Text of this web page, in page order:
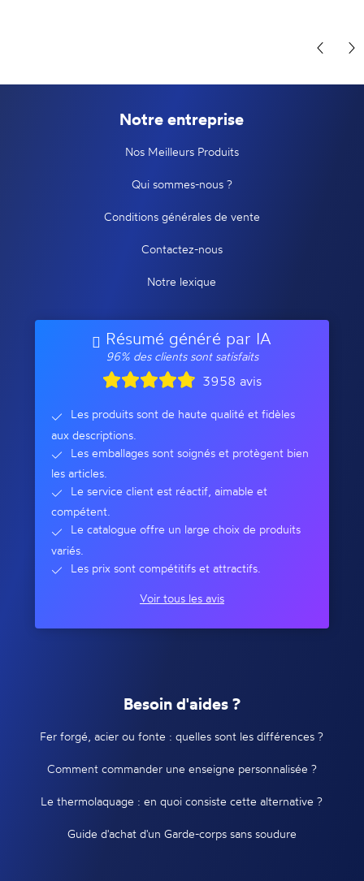
Notre entreprise
Nos Meilleurs Produits
Qui sommes-nous ?
Conditions générales de vente
Contactez-nous
Notre lexique
Résumé généré par IA
96% des clients sont satisfaits
3958 avis
Les produits sont de haute qualité et fidèles
aux descriptions.
Les emballages sont soignés et protègent bien
les articles.
Le service client est réactif, aimable et
compétent.
Le catalogue offre un large choix de produits
variés.
Les prix sont compétitifs et attractifs.
Voir tous les avis
Besoin d'aides ?
Fer forgé, acier ou fonte : quelles sont les différences ?
Comment commander une enseigne personnalisée ?
Le thermolaquage : en quoi consiste cette alternative ?
Guide d'achat d'un Garde-corps sans soudure